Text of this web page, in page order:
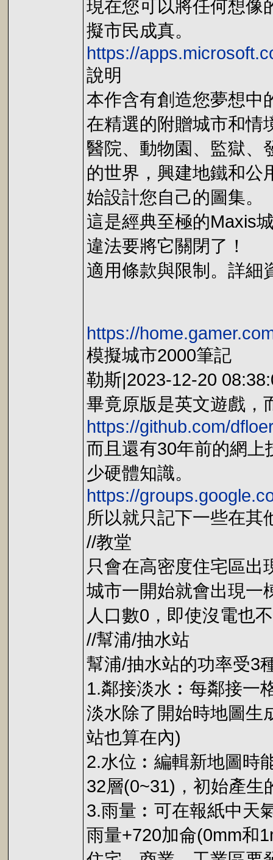
現在您可以將任何想像
擬市民成真。
https://
說明
本作含有創造您夢想中
在精選的附贈城市和情
醫院、動物園、監獄
的世界，興建地鐵和公
始設計您自己的圖集。
這是經典至極的Maxis
違法要將它關閉了！
適用條款與限制。詳細
https://
模擬城市2000筆記
勒斯|2023-12-20
畢竟原版是英文遊戲，
https://github.com/
而且還有30年前的網上
少硬體知識。
https://
所以就只記下一些在其
//教堂
只會在高密度住宅區出
城市一開始就會出現一
人口數0，即使沒電也
//幫浦/抽水站
幫浦/抽水站的功率受3
1.鄰接淡水︰每鄰接一
淡水除了開始時地圖生
站也算在內)
2.水位︰編輯新地圖時
32層(0~31)，初始產生
3.雨量︰可在報紙中天
雨量+720加侖(0mm和